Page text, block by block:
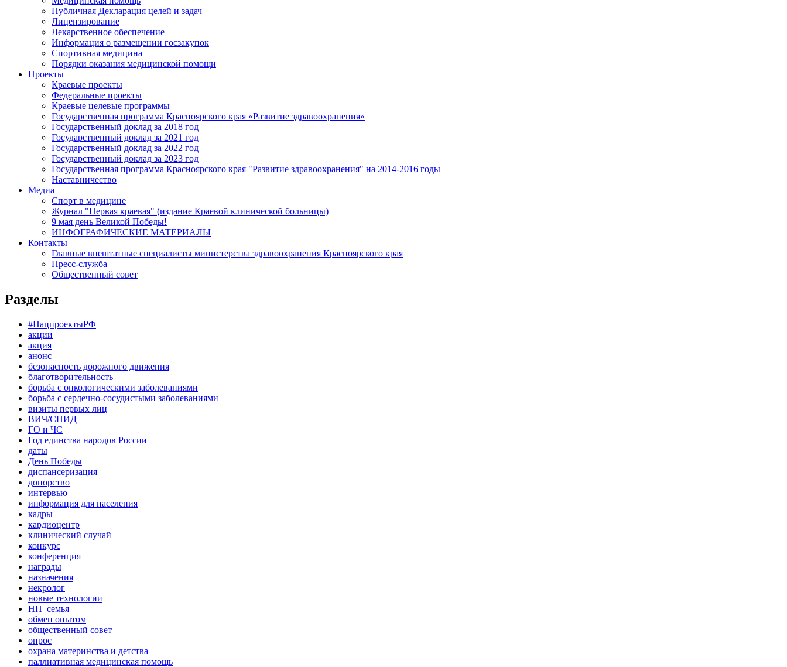
Публичная Декларация целей и задач
Лицензирование
Лекарственное обеспечение
Информация о размещении госзакупок
Спортивная медицина
Порядки оказания медицинской помощи
Проекты
Краевые проекты
Федеральные проекты
Краевые целевые программы
Государственная программа Красноярского края «Развитие здравоохранения»
Государственный доклад за 2018 год
Государственный доклад за 2021 год
Государственный доклад за 2022 год
Государственный доклад за 2023 год
Государственная программа Красноярского края "Развитие здравоохранения" на 2014-2016 годы
Наставничество
Медиа
Спорт в медицине
Журнал "Первая краевая" (издание Краевой клинической больницы)
9 мая день Великой Победы!
ИНФОГРАФИЧЕСКИЕ МАТЕРИАЛЫ
Контакты
Главные внештатные специалисты министерства здравоохранения Красноярского края
Пресс-служба
Общественный совет
Разделы
#НацпроектыРФ
акции
акция
анонс
безопасность дорожного движения
благотворительность
борьба с онкологическими заболеваниями
борьба с сердечно-сосудистыми заболеваниями
визиты первых лиц
ВИЧ/СПИД
ГО и ЧС
Год единства народов России
даты
День Победы
диспансеризация
донорство
интервью
информация для населения
кадры
кардиоцентр
клинический случай
конкурс
конференция
награды
назначения
некролог
новые технологии
НП_семья
обмен опытом
общественный совет
опрос
охрана материнства и детства
паллиативная медицинская помощь